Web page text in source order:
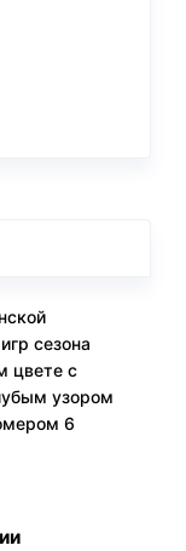
сезона
цвете с
узором
6